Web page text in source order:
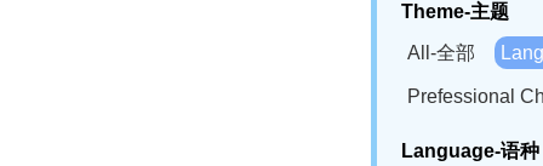
Theme-主题
All-全部
Prefessional
Language-语种